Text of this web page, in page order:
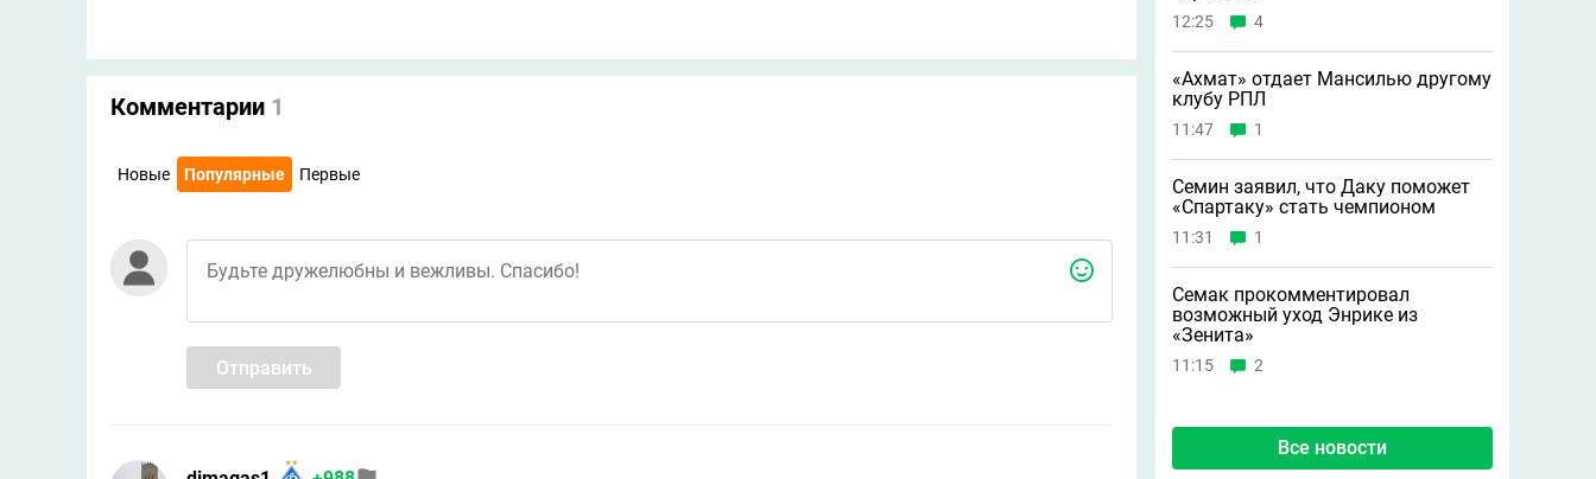
Комментарии 1
Новые Популярные Первые
Отправить
12:25 4
«Ахмат» отдает Мансилью другому
клубу РПЛ
11:47 1
Семин заявил, что Даку поможет
«Спартаку» стать чемпионом
11:31 1
Семак прокомментировал
возможный уход Энрике из
«Зенита»
11:15 2
Все новости